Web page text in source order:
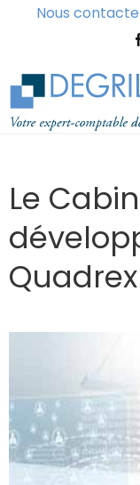
Nous
Le